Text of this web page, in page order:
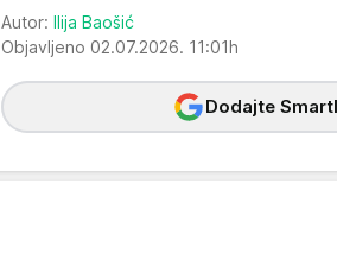
Autor: Ilija Baošić
Objavljeno 02.07.2026. 11:01h
Dodajte